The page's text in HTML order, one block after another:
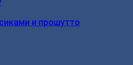
и прошутто